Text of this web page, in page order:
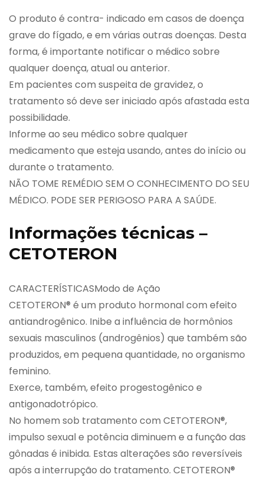
O produto é contra- indicado em casos de doença
grave do fígado, e em várias outras doenças. Desta
forma, é importante notificar o médico sobre
qualquer doença, atual ou anterior.
Em pacientes com suspeita de gravidez, o
tratamento só deve ser iniciado após afastada esta
possibilidade.
Informe ao seu médico sobre qualquer
medicamento que esteja usando, antes do início ou
durante o tratamento.
NÃO TOME REMÉDIO SEM O CONHECIMENTO DO SEU
MÉDICO. PODE SER PERIGOSO PARA A SAÚDE.
Informações técnicas –
CETOTERON
CARACTERÍSTICASModo de Ação
CETOTERON® é um produto hormonal com efeito
antiandrogênico. Inibe a influência de hormônios
sexuais masculinos (androgênios) que também são
produzidos, em pequena quantidade, no organismo
feminino.
Exerce, também, efeito progestogênico e
antigonadotrópico.
No homem sob tratamento com CETOTERON®,
impulso sexual e potência diminuem e a função das
gônadas é inibida. Estas alterações são reversíveis
após a interrupção do tratamento. CETOTERON®